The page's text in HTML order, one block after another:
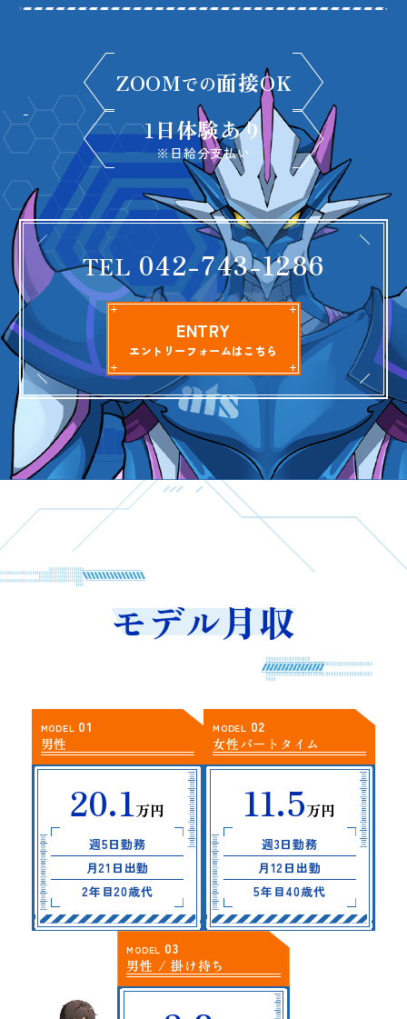
ZOOMでの面接OK
1日体験あり
※日給分支払い
TEL 042-743-1286
ENTRY
エントリーフォームはこちら
モデル月収
MODEL 01
男性
20.1万円
週5日勤務
月21日出勤
2年目20歳代
MODEL 02
女性パートタイム
11.5万円
週3日勤務
月12日出勤
5年目40歳代
MODEL 03
男性 / 掛け持ち